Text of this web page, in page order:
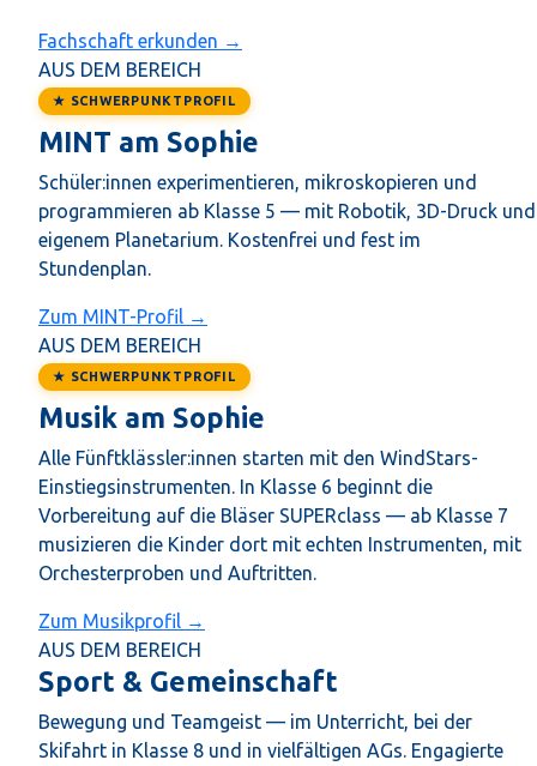
Fachschaft erkunden →
AUS DEM BEREICH
★ SCHWERPUNKTPROFIL
MINT am Sophie
Schüler:innen experimentieren, mikroskopieren und
programmieren ab Klasse 5 — mit Robotik, 3D-Druck und
eigenem Planetarium. Kostenfrei und fest im
Stundenplan.
Zum MINT-Profil →
AUS DEM BEREICH
★ SCHWERPUNKTPROFIL
Musik am Sophie
Alle Fünftklässler:innen starten mit den WindStars-
Einstiegsinstrumenten. In Klasse 6 beginnt die
Vorbereitung auf die Bläser SUPERclass — ab Klasse 7
musizieren die Kinder dort mit echten Instrumenten, mit
Orchesterproben und Auftritten.
Zum Musikprofil →
AUS DEM BEREICH
Sport & Gemeinschaft
Bewegung und Teamgeist — im Unterricht, bei der
Skifahrt in Klasse 8 und in vielfältigen AGs. Engagierte